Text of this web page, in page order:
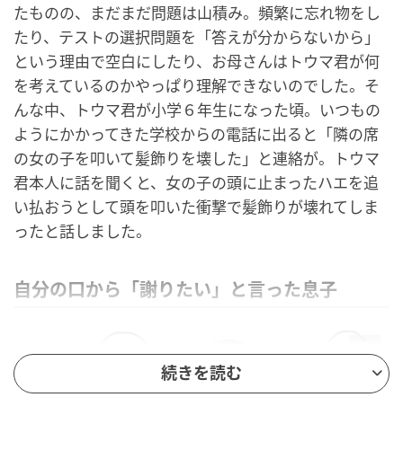
たものの、まだまだ問題は山積み。頻繁に忘れ物をし
たり、テストの選択問題を「答えが分からないから」
という理由で空白にしたり、お母さんはトウマ君が何
を考えているのかやっぱり理解できないのでした。そ
んな中、トウマ君が小学６年生になった頃。いつもの
ようにかかってきた学校からの電話に出ると「隣の席
の女の子を叩いて髪飾りを壊した」と連絡が。トウマ
君本人に話を聞くと、女の子の頭に止まったハエを追
い払おうとして頭を叩いた衝撃で髪飾りが壊れてしま
ったと話しました。
自分の口から「謝りたい」と言った息子
続きを読む